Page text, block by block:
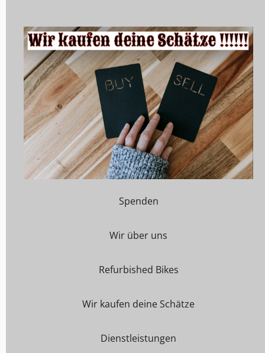
Spenden
Wir über uns
Refurbished Bikes
Wir kaufen deine Schätze
Dienstleistungen